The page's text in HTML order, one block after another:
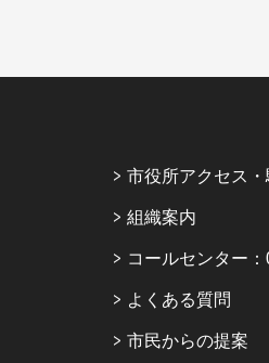
市役所アクセス
組織案内
コールセンター
よくある質問
市民からの提案